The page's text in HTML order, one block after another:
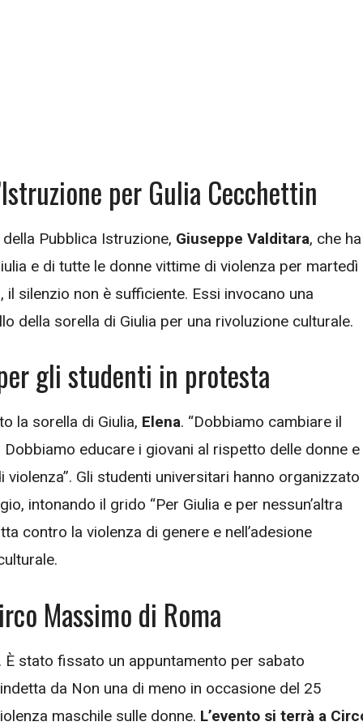
per Gulia Cecchettin
Pubblica Istruzione, Giuseppe Valditara, che ha
e di tutte le donne vittime di violenza per martedì
silenzio non è sufficiente. Essi invocano una
della sorella di Giulia per una rivoluzione culturale.
gli studenti in protesta
la sorella di Giulia, Elena. “Dobbiamo cambiare il
educare i giovani al rispetto delle donne e
Gli studenti universitari hanno organizzato
intonando il grido “Per Giulia e per nessun’altra
contro la violenza di genere e nell’adesione
Massimo di Roma
stato fissato un appuntamento per sabato
da Non una di meno in occasione del 25
maschile sulle donne. L’evento si terrà a